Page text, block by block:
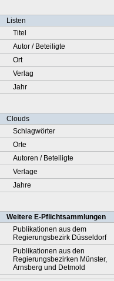
Listen
Titel
Autor / Beteiligte
Ort
Verlag
Jahr
Clouds
Schlagwörter
Orte
Autoren / Beteiligte
Verlage
Jahre
Weitere E-Pflichtsammlungen
Publikationen aus dem
Regierungsbezirk Düsseldorf
Publikationen aus den
Regierungsbezirken Münster,
Arnsberg und Detmold